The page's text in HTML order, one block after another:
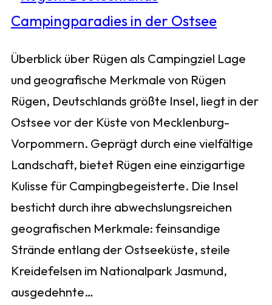
Überblick über Rügen als Campingziel Lage
und geografische Merkmale von Rügen
Rügen, Deutschlands größte Insel, liegt in der
Ostsee vor der Küste von Mecklenburg-
Vorpommern. Geprägt durch eine vielfältige
Landschaft, bietet Rügen eine einzigartige
Kulisse für Campingbegeisterte. Die Insel
besticht durch ihre abwechslungsreichen
geografischen Merkmale: feinsandige
Strände entlang der Ostseeküste, steile
Kreidefelsen im Nationalpark Jasmund,
ausgedehnte…